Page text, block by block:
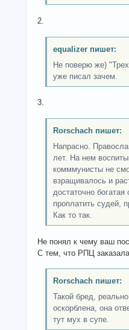
2.
equalizer пишет:
Не поверю же)
уже писал зачем.
3.
Rorschach пишет:
Напрасно.
лет. На нем
комммунисты не
взращивалось и
достаточно
проплатить судей,
Как то так.
Не понял к чему ваш
С тем, что РПЦ
Rorschach пишет:
Такой бред,
оскорблена, она
тут мух в супе.